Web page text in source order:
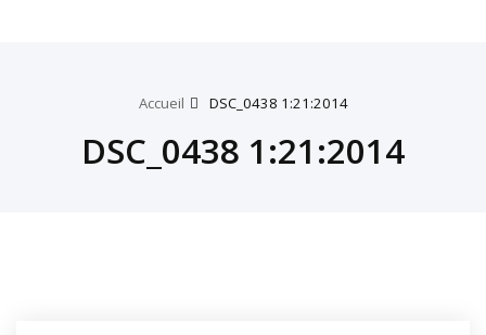
Accueil DSC_0438 1:21:2014
DSC_0438 1:21:2014